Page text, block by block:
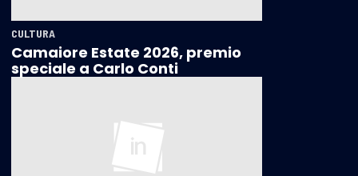
CULTURA
Camaiore Estate 2026, premio
speciale a Carlo Conti